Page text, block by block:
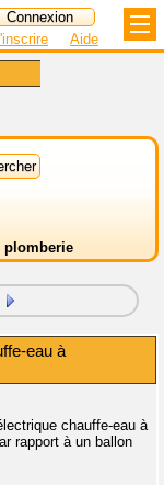
Aide
plomberie
eau à
chauffe-eau à
rapport à un ballon